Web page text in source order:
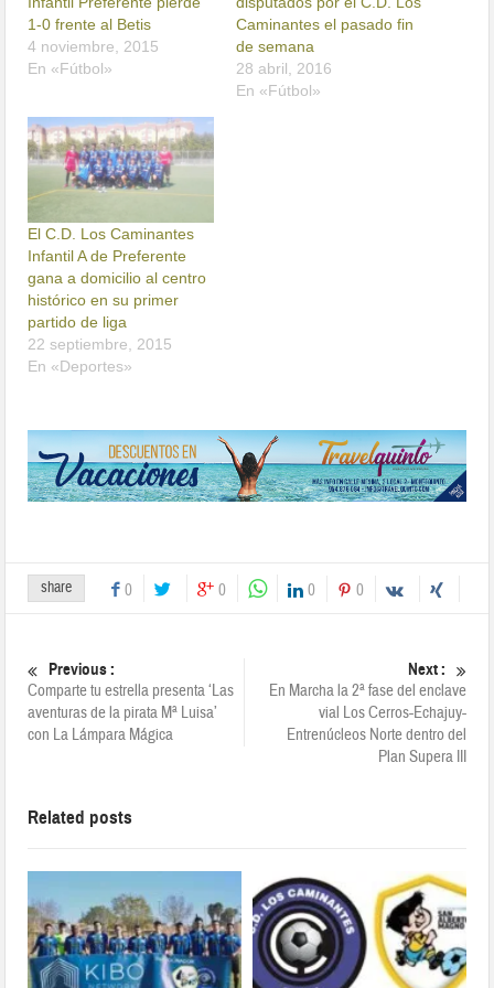
1-0 frente al Betis
4 noviembre, 2015
En «Fútbol»
Caminantes el pasado fin
de semana
28 abril, 2016
En «Fútbol»
El C.D. Los Caminantes
Infantil A de Preferente
gana a domicilio al centro
histórico en su primer
partido de liga
22 septiembre, 2015
En «Deportes»
share 0 0 0 0
Previous :
Comparte tu estrella presenta ‘Las
aventuras de la pirata Mª Luisa’
con La Lámpara Mágica
Next :
En Marcha la 2ª fase del enclave
vial Los Cerros-Echajuy-
Entrenúcleos Norte dentro del
Plan Supera III
Related posts